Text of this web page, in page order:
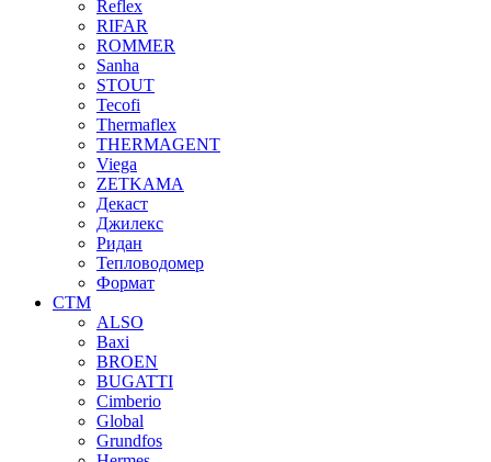
Reflex
RIFAR
ROMMER
Sanha
STOUT
Tecofi
Thermaflex
THERMAGENT
Viega
ZETKAMA
Декаст
Джилекс
Ридан
Тепловодомер
Формат
СТМ
ALSO
Baxi
BROEN
BUGATTI
Cimberio
Global
Grundfos